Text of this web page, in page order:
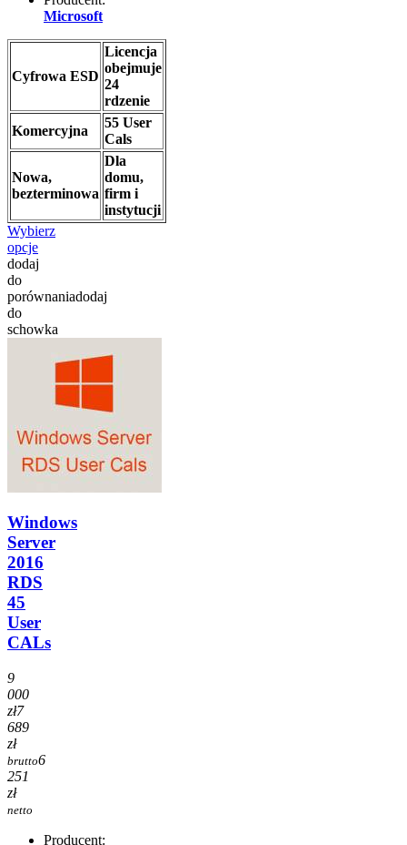
Microsoft
Cyfrowa ESD
Licencja
obejmuje
24
rdzenie
Komercyjna
55 User
Cals
Nowa,
bezterminowa
Dla
domu,
firm i
instytucji
Wybierz
opcje
dodaj
do
porównaniadodaj
do
schowka
Windows
Server
2016
RDS
45
User
CALs
9
000
zł7
689
zł
brutto6
251
zł
netto
Producent: